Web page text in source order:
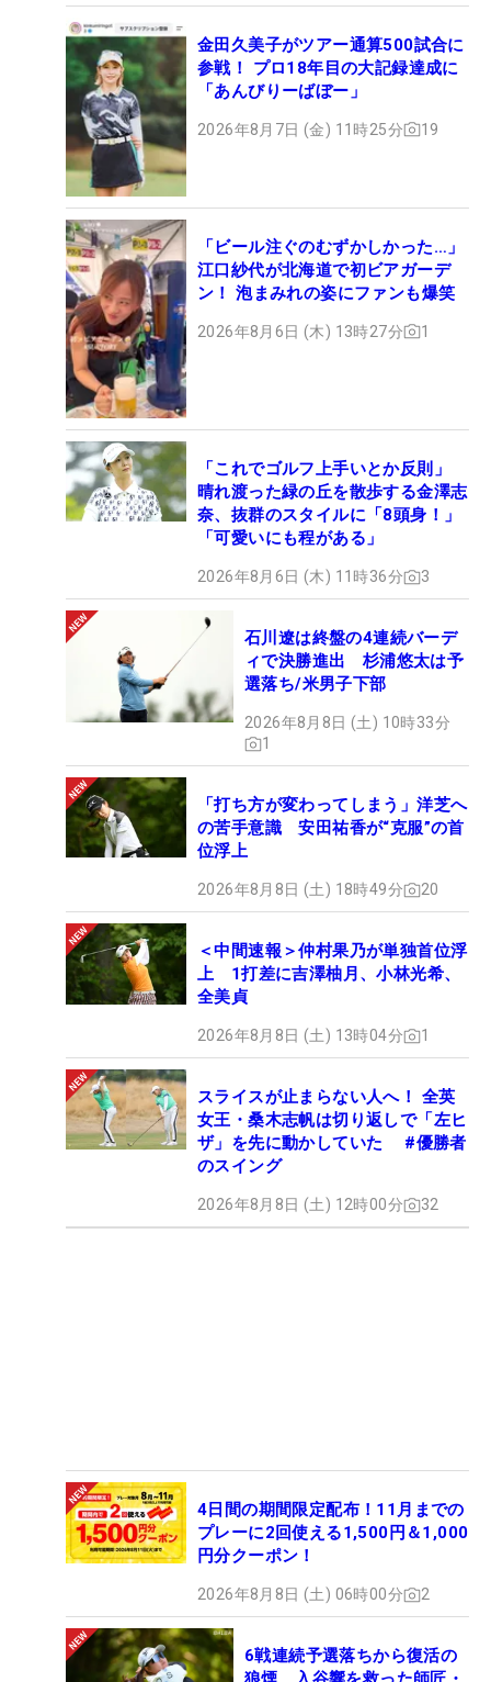
金田久美子がツアー通算500試合に
参戦！ プロ18年目の大記録達成に
「あんびりーばぼー」
2026年8月7日 (金) 11時25分 19
「ビール注ぐのむずかしかった…」
江口紗代が北海道で初ビアガーデ
ン！ 泡まみれの姿にファンも爆笑
2026年8月6日 (木) 13時27分 1
「これでゴルフ上手いとか反則」
晴れ渡った緑の丘を散歩する金澤志
奈、抜群のスタイルに「8頭身！」
「可愛いにも程がある」
2026年8月6日 (木) 11時36分 3
石川遼は終盤の4連続バーデ
ィで決勝進出 杉浦悠太は予
選落ち/米男子下部
2026年8月8日 (土) 10時33分
1
「打ち方が変わってしまう」洋芝へ
の苦手意識 安田祐香が“克服”の首
位浮上
2026年8月8日 (土) 18時49分 20
＜中間速報＞仲村果乃が単独首位浮
上 1打差に吉澤柚月、小林光希、
全美貞
2026年8月8日 (土) 13時04分 1
スライスが止まらない人へ！ 全英
女王・桑木志帆は切り返しで「左ヒ
ザ」を先に動かしていた #優勝者
のスイング
2026年8月8日 (土) 12時00分 32
4日間の期間限定配布！11月までの
プレーに2回使える1,500円＆1,000
円分クーポン！
2026年8月8日 (土) 06時00分 2
6戦連続予選落ちから復活の